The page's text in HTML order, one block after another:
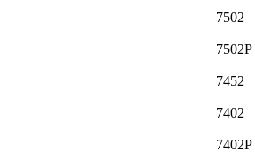
7502
7502P
7452
7402
7402P